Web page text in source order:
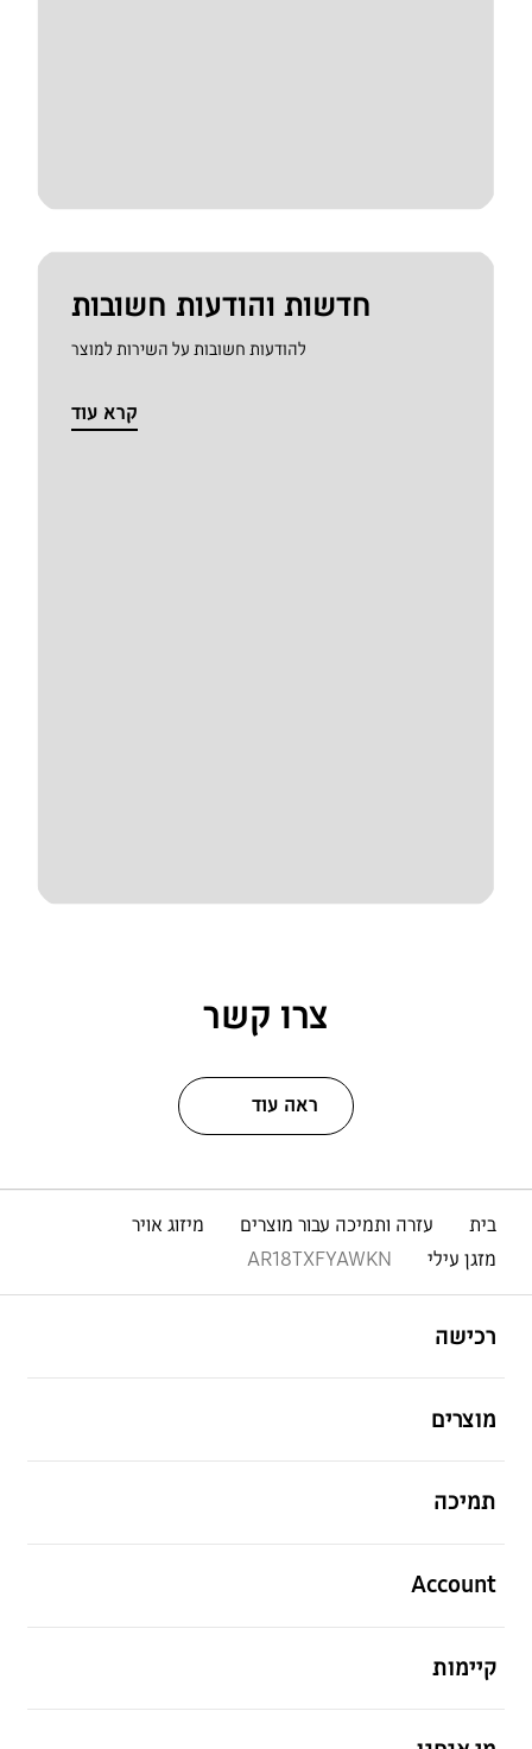
חדשות והודעות חשובות
להודעות חשובות על השירות למוצר
קרא עוד
צרו קשר
ראה עוד
בית עזרה ותמיכה עבור מוצרים
מיזוג אויר
מזגן עילי
AR18TXFYAWKN
רכישה
מוצרים
תמיכה
Account
קיימות